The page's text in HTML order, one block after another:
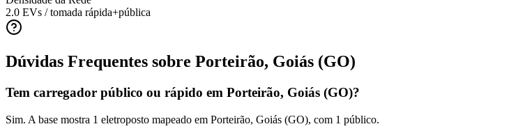
2.0 EVs / tomada rápida+pública
Dúvidas Frequentes sobre Porteirão, Goiás (GO)
Tem carregador público ou rápido em Porteirão, Goiás (GO)?
Sim. A base mostra 1 eletroposto mapeado em Porteirão, Goiás (GO), com 1 público.